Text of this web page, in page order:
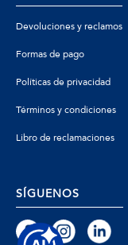
Devoluciones y reclamos
Formas de pago
Políticas de privacidad
Términos y condiciones
Libro de reclamaciones
SÍGUENOS